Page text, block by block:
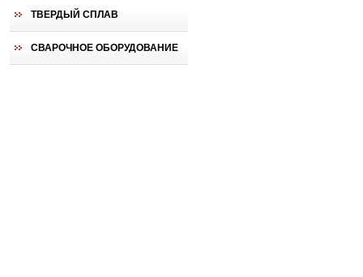
ТВЕРДЫЙ СПЛАВ
СВАРОЧНОЕ ОБОРУДОВАНИЕ